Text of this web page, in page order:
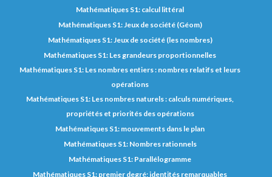
Mathématiques S1: calcul littéral
Mathématiques S1: Jeux de société (Géom)
Mathématiques S1: Jeux de société (les nombres)
Mathématiques S1: Les grandeurs proportionnelles
Mathématiques S1: Les nombres entiers : nombres relatifs et leurs
opérations
Mathématiques S1: Les nombres naturels : calculs numériques,
propriétés et priorités des opérations
Mathématiques S1: mouvements dans le plan
Mathématiques S1: Nombres rationnels
Mathématiques S1: Parallélogramme
Mathématiques S1: premier degré; identités remarquables